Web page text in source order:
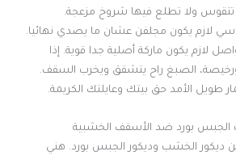
ما تتقوس ولا تطلع فيها شروخ مزعجة.
لازم يكون مجلفن عشان ما يصدي نهائيا.
لازم يكون ماركة أصلية جدا قوية. إذا
الصبغ راح يتشقق ويخرب السقف.
طويل الأمد حق بيتك وعايلتك الكريمة.
الجبس بورد ضد الأسقف الخشبية
ديكور الخشب وديكور الجبس بورد. هني